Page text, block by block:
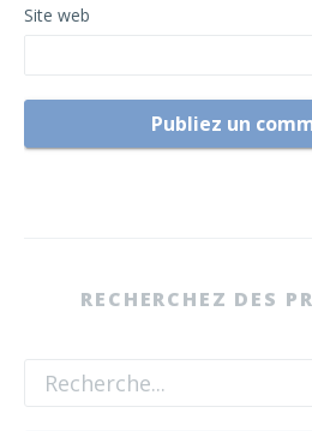
Site web
RECHERCHEZ DES